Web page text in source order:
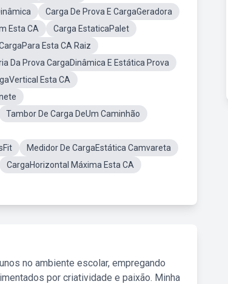
Carga De Prova E CargaGeradora
Esta CA
Carga EstaticaPalet
Esta CA Raiz
Da Prova CargaDinâmica E Estática Prova
Esta CA
Tambor De Carga DeUm Caminhão
Medidor De CargaEstática Camvareta
CargaHorizontal Máxima Esta CA
no ambiente escolar, empregando
por criatividade e paixão. Minha